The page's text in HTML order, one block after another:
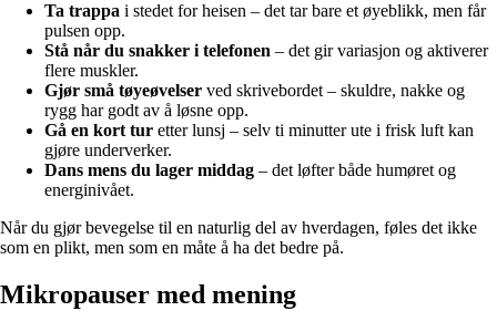
Ta trappa i stedet for heisen – det tar bare et øyeblikk, men får
pulsen opp.
Stå når du snakker i telefonen – det gir variasjon og aktiverer
flere muskler.
Gjør små tøyeøvelser ved skrivebordet – skuldre, nakke og
rygg har godt av å løsne opp.
Gå en kort tur etter lunsj – selv ti minutter ute i frisk luft kan
gjøre underverker.
Dans mens du lager middag – det løfter både humøret og
energinivået.
Når du gjør bevegelse til en naturlig del av hverdagen, føles det ikke
som en plikt, men som en måte å ha det bedre på.
Mikropauser med mening